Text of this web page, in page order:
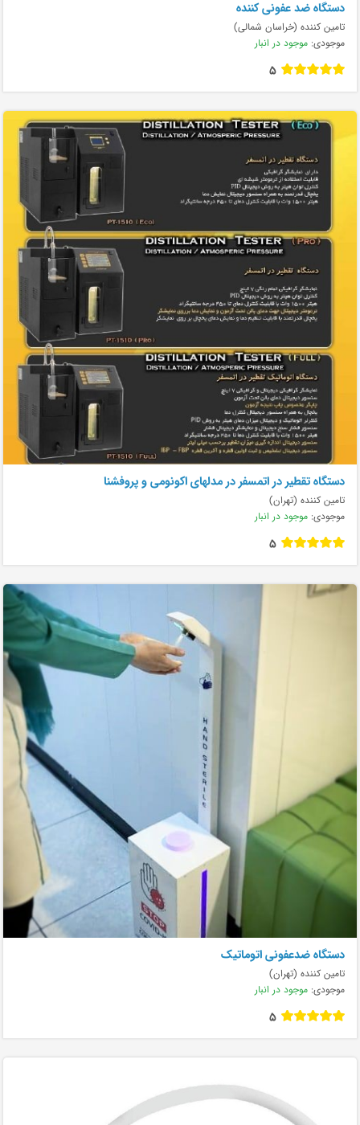
دستگاه ضد عفونی کننده
تامین کننده (خراسان شمالی)
موجودی: موجود در انبار
5
دستگاه تقطير در اتمسفر در مدلهای اکونومی و پروفشنا
تامین کننده (تهران)
موجودی: موجود در انبار
5
دستگاه ضدعفونی اتوماتیک
تامین کننده (تهران)
موجودی: موجود در انبار
5